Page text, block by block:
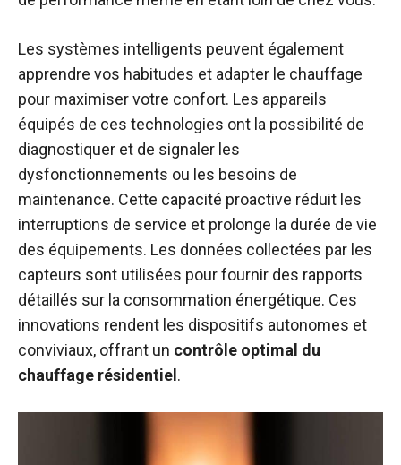
Les systèmes intelligents peuvent également
apprendre vos habitudes et adapter le chauffage
pour maximiser votre confort. Les appareils
équipés de ces technologies ont la possibilité de
diagnostiquer et de signaler les
dysfonctionnements ou les besoins de
maintenance. Cette capacité proactive réduit les
interruptions de service et prolonge la durée de vie
des équipements. Les données collectées par les
capteurs sont utilisées pour fournir des rapports
détaillés sur la consommation énergétique. Ces
innovations rendent les dispositifs autonomes et
conviviaux, offrant un contrôle optimal du
chauffage résidentiel .